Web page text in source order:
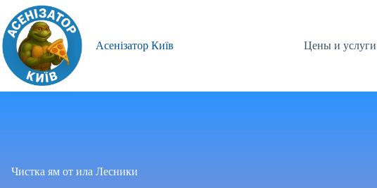
Перейти
сути
Асенізатор Київ
Цены и услуги
Чистка ям от ила Лесники